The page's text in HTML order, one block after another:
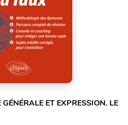
ET EXPRESSION. LE